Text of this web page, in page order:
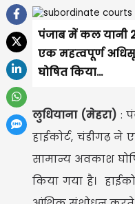
पंजाब में कल यानी
एक महत्वपूर्ण
घोषित किया...
लुधियाना (मेहरा) :
हाईकोर्ट, चंडीगढ़
सामान्य अवकाश
किया गया है।